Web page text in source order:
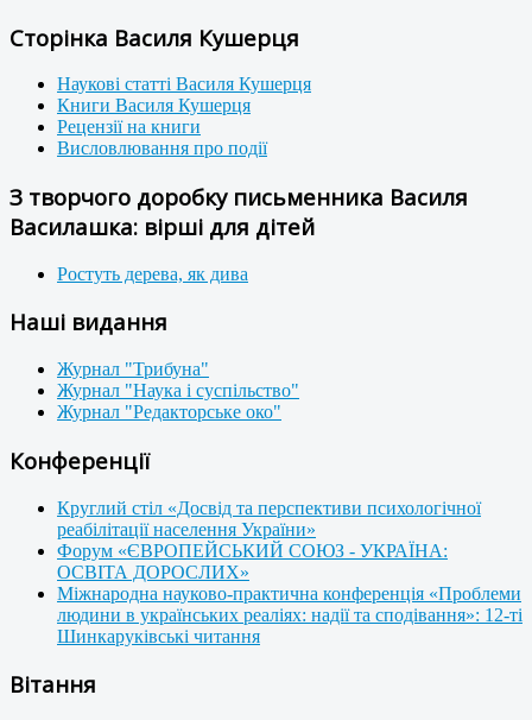
Сторінка Василя Кушерця
Наукові статті Василя Кушерця
Книги Василя Кушерця
Рецензії на книги
Висловлювання про події
З творчого доробку письменника Василя
Василашка: вірші для дітей
Ростуть дерева, як дива
Наші видання
Журнал "Трибуна"
Журнал "Наука і суспільство"
Журнал "Редакторське око"
Конференції
Круглий стіл «Досвід та перспективи психологічної
реабілітації населення України»
Форум «ЄВРОПЕЙСЬКИЙ СОЮЗ - УКРАЇНА:
ОСВІТА ДОРОСЛИХ»
Міжнародна науково-практична конференція «Проблеми
людини в українських реаліях: надії та сподівання»: 12-ті
Шинкаруківські читання
Вітання